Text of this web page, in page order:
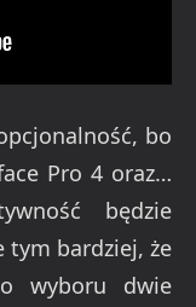
bo
Pro 4 oraz…
będzie
tym bardziej, że
wyboru dwie